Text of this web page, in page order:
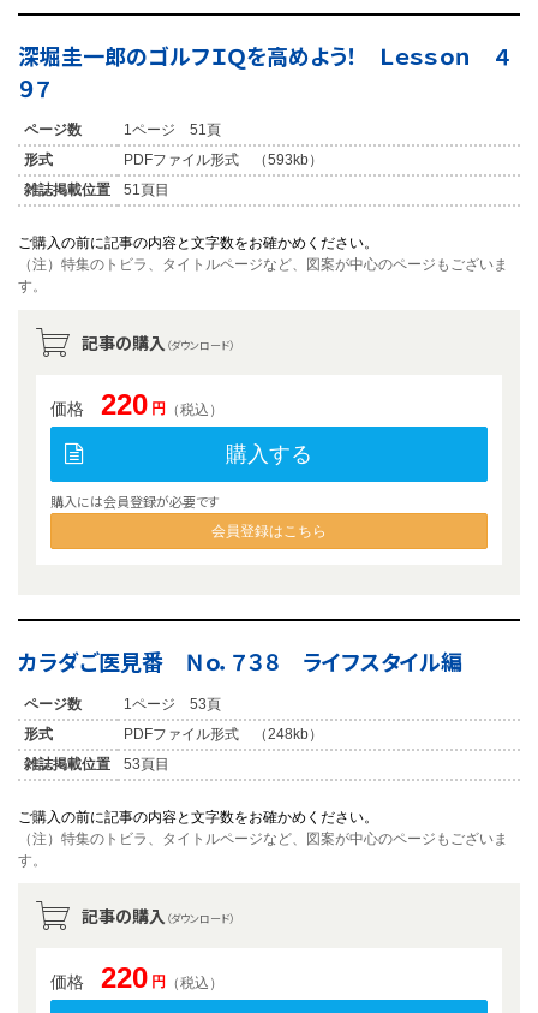
深堀圭一郎のゴルフＩＱを高めよう！ Ｌｅｓｓｏｎ ４
９７
ページ数
1ページ 51頁
形式
PDFファイル形式 （593kb）
雑誌掲載位置
51頁目
ご購入の前に記事の内容と文字数をお確かめください。
（注）特集のトビラ、タイトルページなど、図案が中心のページもございま
す。
記事の購入 （ダウンロード）
価格 220 円 （税込）
購入する
購入には会員登録が必要です
会員登録はこちら
カラダご医見番 Ｎｏ．７３８ ライフスタイル編
ページ数
1ページ 53頁
形式
PDFファイル形式 （248kb）
雑誌掲載位置
53頁目
ご購入の前に記事の内容と文字数をお確かめください。
（注）特集のトビラ、タイトルページなど、図案が中心のページもございま
す。
記事の購入 （ダウンロード）
価格 220 円 （税込）